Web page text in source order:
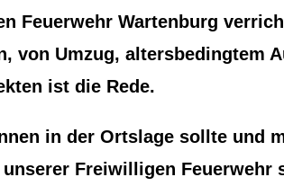
Feuerwehr Wartenburg
von Umzug, altersbedingtem
ist die Rede.
in der Ortslage sollte und
Freiwilligen Feuerwehr